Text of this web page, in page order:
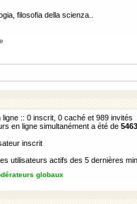
filosofia della scienza..
ligne :: 0 inscrit, 0 caché et 989 invités
en ligne simultanément a été de 5463
inscrit
utilisateurs actifs des 5 dernières
globaux